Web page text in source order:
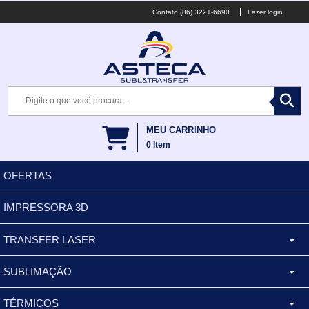
(86) 3221-6690 Fazer login
MEU CARRINHO
0 Item
OFERTAS
IMPRESSORA 3D
TRANSFER LASER
CANECA ALUMINIO
BALDES
SUBLIMAÇÃO
XÍCARA
TÉRMICOS